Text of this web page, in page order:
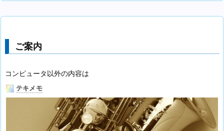
ご案内
コンピュータ以外の内容は